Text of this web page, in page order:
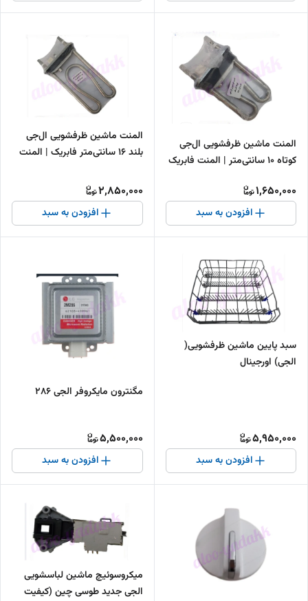
المنت ماشین ظرفشویی ال‌جی
کوتاه 10 سانتی‌متر | المنت فابریک
1,650,000
افزودن به سبد
المنت ماشین ظرفشویی ال‌جی
بلند 16 سانتی‌متر فابریک | المنت
2,850,000
افزودن به سبد
سبد پایین ماشین ظرفشویی(
الجی) اورجینال
5,950,000
افزودن به سبد
مگنترون مایکروفر الجی 286
5,500,000
افزودن به سبد
میکروسوئیچ ماشین لباسشویی
الجی جدید طوسی چین (کیفیت